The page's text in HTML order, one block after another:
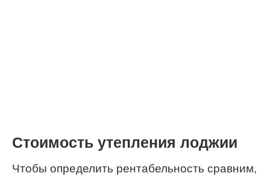
Стоимость утепления лоджии
Чтобы определить рентабельность сравним,